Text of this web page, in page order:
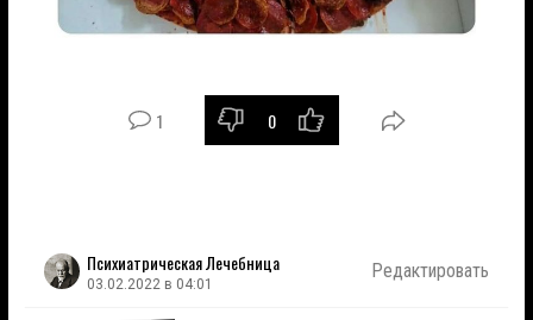
1 0
Психиатрическая Лечебница
03.02.2022 в 04:01
Редактировать